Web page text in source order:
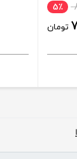
5٪
تومان